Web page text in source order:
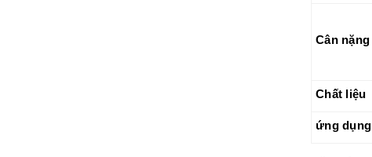
Cân nặng
Chất liệu
ứng dụng